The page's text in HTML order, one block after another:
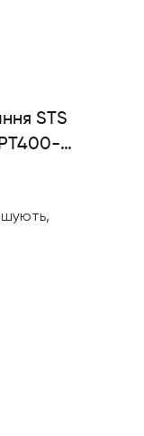
STS
2